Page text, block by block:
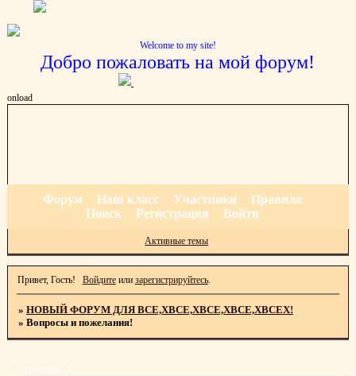
Welcome to my site!
Добро пожаловать на мой форум!
onload
Форум Наш класс Участники
Правила
Поиск
Регистрация Войти
Активные темы
Привет, Гость! Войдитеили зарегистрируйтесь.
» НОВЫЙ ФОРУМ ДЛЯ ВСЕ,ХВСЕ,ХВСЕ,ХВСЕ,ХВСЕХ!
» Вопросы и пожелания!
Страница: 1